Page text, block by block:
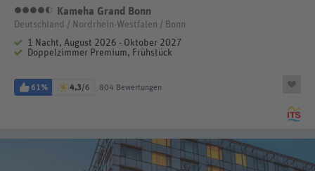
4,5 Sterne
Kameha Grand Bonn
Deutschland / Nordrhein-Westfalen / Bonn
1 Nacht, August 2026 - Oktober 2027
Doppelzimmer Premium, Frühstück
61% 4,3/6 804 Bewertungen